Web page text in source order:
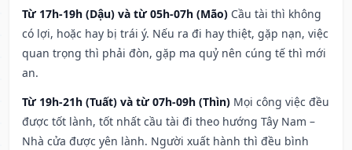
Từ 17h-19h (Dậu) và từ 05h-07h (Mão) Cầu tài thì không
có lợi, hoặc hay bị trái ý. Nếu ra đi hay thiệt, gặp nạn, việc
quan trọng thì phải đòn, gặp ma quỷ nên cúng tế thì mới
an.
Từ 19h-21h (Tuất) và từ 07h-09h (Thìn) Mọi công việc đều
được tốt lành, tốt nhất cầu tài đi theo hướng Tây Nam –
Nhà cửa được yên lành. Người xuất hành thì đều bình